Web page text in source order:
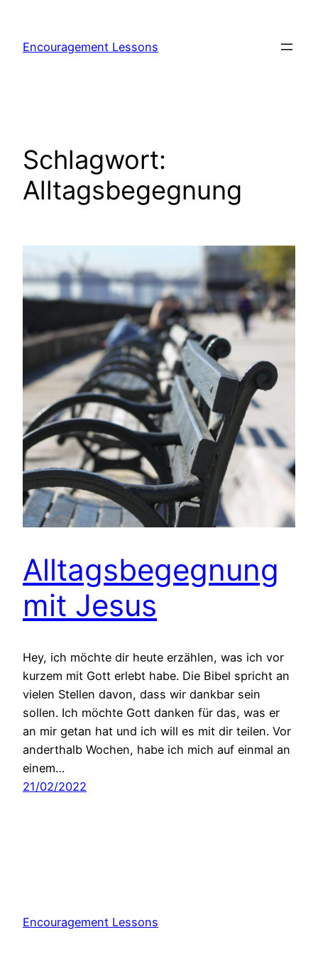
Encouragement Lessons
Schlagwort:
Alltagsbegegnung
Alltagsbegegnung
mit Jesus
Hey, ich möchte dir heute erzählen, was ich vor
kurzem mit Gott erlebt habe. Die Bibel spricht an
vielen Stellen davon, dass wir dankbar sein
sollen. Ich möchte Gott danken für das, was er
an mir getan hat und ich will es mit dir teilen. Vor
anderthalb Wochen, habe ich mich auf einmal an
einem…
21/02/2022
Encouragement Lessons